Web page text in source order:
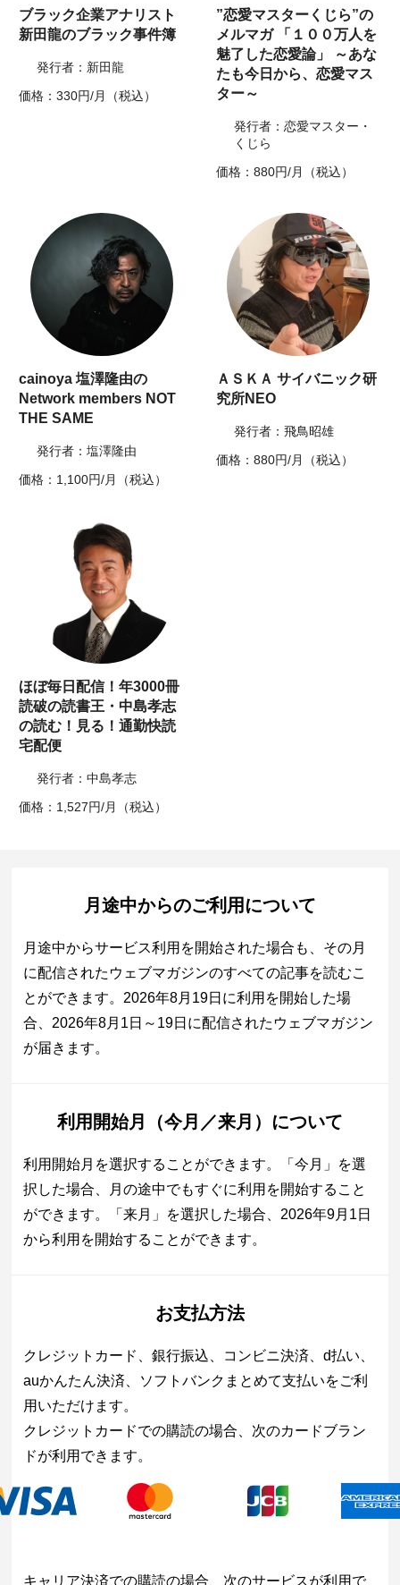
ブラック企業アナリスト
新田龍のブラック事件簿
発行者：新田龍
価格：330円/月（税込）
”恋愛マスターくじら”の
メルマガ 「１００万人を
魅了した恋愛論」 ～あな
たも今日から、恋愛マス
ター～
発行者：恋愛マスター・
くじら
価格：880円/月（税込）
cainoya 塩澤隆由の
Network members NOT
THE SAME
発行者：塩澤隆由
価格：1,100円/月（税込）
ＡＳＫＡ サイバニック研
究所NEO
発行者：飛鳥昭雄
価格：880円/月（税込）
ほぼ毎日配信！年3000冊
読破の読書王・中島孝志
の読む！見る！通勤快読
宅配便
発行者：中島孝志
価格：1,527円/月（税込）
月途中からのご利用について
月途中からサービス利用を開始された場合も、その月
に配信されたウェブマガジンのすべての記事を読むこ
とができます。2026年8月19日に利用を開始した場
合、2026年8月1日～19日に配信されたウェブマガジン
が届きます。
利用開始月（今月／来月）について
利用開始月を選択することができます。「今月」を選
択した場合、月の途中でもすぐに利用を開始すること
ができます。「来月」を選択した場合、2026年9月1日
から利用を開始することができます。
お支払方法
クレジットカード、銀行振込、コンビニ決済、d払い、
auかんたん決済、ソフトバンクまとめて支払いをご利
用いただけます。
クレジットカードでの購読の場合、次のカードブラン
ドが利用できます。
キャリア決済での購読の場合、次のサービスが利用で